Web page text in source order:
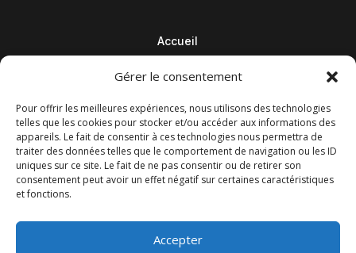
Gérer le consentement
Pour offrir les meilleures expériences, nous utilisons des technologies
telles que les cookies pour stocker et/ou accéder aux informations des
appareils. Le fait de consentir à ces technologies nous permettra de
traiter des données telles que le comportement de navigation ou les ID
uniques sur ce site. Le fait de ne pas consentir ou de retirer son
consentement peut avoir un effet négatif sur certaines caractéristiques
et fonctions.
Accepter
Accueil